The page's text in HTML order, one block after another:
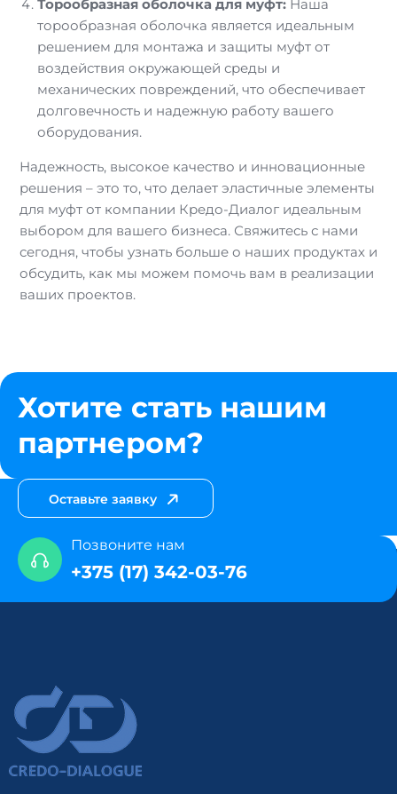
Торообразная оболочка для муфт: Наша
торообразная оболочка является идеальным
решением для монтажа и защиты муфт от
воздействия окружающей среды и
механических повреждений, что обеспечивает
долговечность и надежную работу вашего
оборудования.
Надежность, высокое качество и инновационные
решения – это то, что делает эластичные элементы
для муфт от компании Кредо-Диалог идеальным
выбором для вашего бизнеса. Свяжитесь с нами
сегодня, чтобы узнать больше о наших продуктах и
обсудить, как мы можем помочь вам в реализации
ваших проектов.
Хотите стать нашим
партнером?
Оставьте заявку
Позвоните нам
+375 (17) 342-03-76